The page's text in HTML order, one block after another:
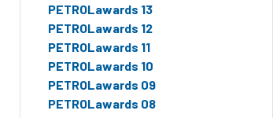
PETROLawards 13
PETROLawards 12
PETROLawards 11
PETROLawards 10
PETROLawards 09
PETROLawards 08